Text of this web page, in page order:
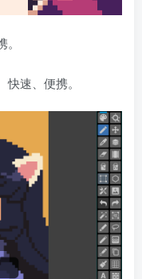
速、便携。